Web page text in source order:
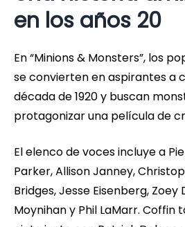
en los años 20
En “Minions & Monsters”, los
se convierten en aspirantes a
década de 1920 y buscan
protagonizar una película de
El elenco de voces incluye a
Parker, Allison Janney,
Bridges, Jesse Eisenberg,
Moynihan y Phil LaMarr. Coffin